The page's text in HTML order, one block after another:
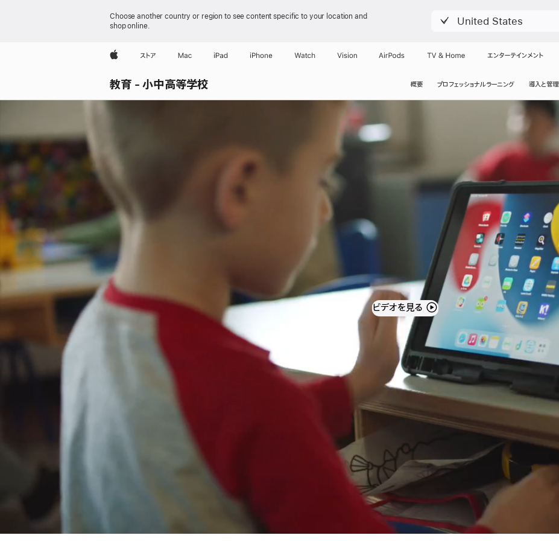
Choose another country or region to see content specific to your location and
shop online.
United States
Appleストア Mac iPad iPhone Watch Vision AirPods TV & Home エンターテインメント
教育 - 小中高等学校 概要 プロフェッショナルラーニング 導入と管理
ビデオを見る